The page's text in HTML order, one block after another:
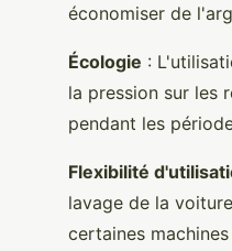
économiser de
Écologie :
la pression sur les
pendant les
Flexibilité
lavage de la
certaines